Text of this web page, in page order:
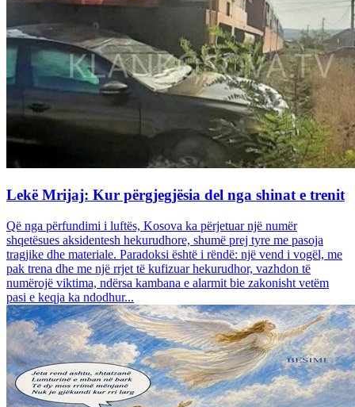
Lekë Mrijaj: Kur përgjegjësia del nga shinat e trenit
Që nga përfundimi i luftës, Kosova ka përjetuar një numër
shqetësues aksidentesh hekurudhore, shumë prej tyre me pasoja
tragjike dhe materiale. Paradoksi është i rëndë: një vend i vogël, me
pak trena dhe me një rrjet të kufizuar hekurudhor, vazhdon të
numërojë viktima, ndërsa kambana e alarmit bie zakonisht vetëm
pasi e keqja ka ndodhur...